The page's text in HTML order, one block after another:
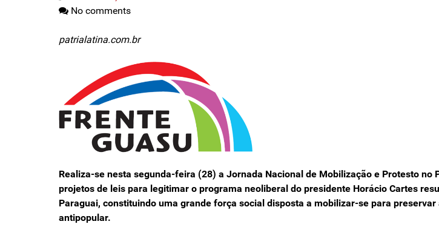
No comments
patrialatina.com.br
Realiza-se nesta segunda-feira (28) a Jornada Nacional de Mobilização e Protesto
projetos de leis para legitimar o programa neoliberal do presidente Horácio Cartes
Paraguai, constituindo uma grande força social disposta a mobilizar-se para
antipopular.